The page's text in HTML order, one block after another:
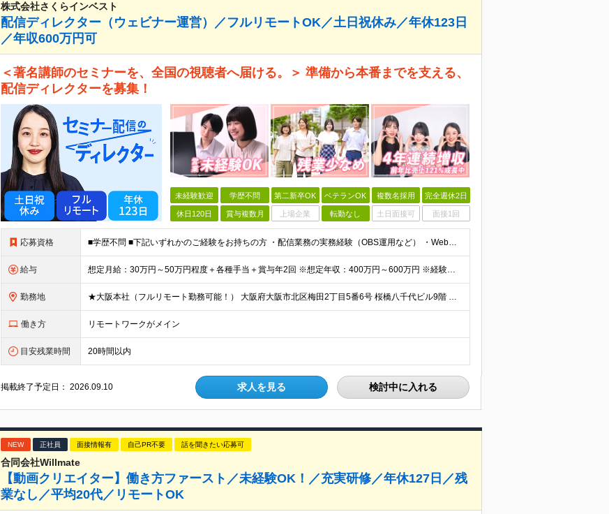
株式会社さくらインベスト
配信ディレクター（ウェビナー運営）／フルリモートOK／土日祝休み／年休123日
／年収600万円可
＜著名講師のセミナーを、全国の視聴者へ届ける。＞ 準備から本番までを支える、
配信ディレクターを募集！
未経験歓迎 学歴不問 第二新卒OK ベテランOK 複数名採用 完全週休2日
休日120日 賞与複数月 上場企業 転勤なし 土日面接可 面接1回
応募資格 ■学歴不問 ■下記いずれかのご経験をお持ちの方 ・配信業務の実務経験（OBS運用など） ・Web番組、動画、TV、ウェビナー等のディレクション経験 ・何らかの企画運営経験をお持ちの方 （Premier
給与 想定月給：30万円～50万円程度＋各種手当＋賞与年2回 ※想定年収：400万円～600万円 ※経験・能力等考慮の上、規定により優遇 ※上記月給には固定残業代を含みます。固定残業代は、時間外労働の有無に
勤務地 ★大阪本社（フルリモート勤務可能！） 大阪府大阪市北区梅田2丁目5番6号 桜橋八千代ビル9階 ★新オフィスへ移転予定！駅直結ビルです♪ （移転後の住所） 大阪府大阪市中央区安土町3丁目5-13 本町ガ
働き方 リモートワークがメイン
目安残業時間 20時間以内
掲載終了予定日：2026.09.10 求人を見る 検討中に入れる
NEW 正社員 面接情報有 自己PR不要 話を聞きたい応募可
合同会社Willmate
【動画クリエイター】働き方ファースト／未経験OK！／充実研修／年休127日／残
業なし／平均20代／リモートOK